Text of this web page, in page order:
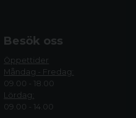
Besök oss
Öppettider
Måndag - Fredag:
09.00 - 18.00
Lördag:
09.00 - 14.00